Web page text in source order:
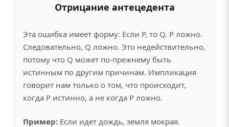
Отрицание антецедента
Эта ошибка имеет форму: Если P, то Q. P ложно.
Следовательно, Q ложно. Это недействительно,
потому что Q может по-прежнему быть
истинным по другим причинам. Импликация
говорит нам только о том, что происходит,
когда P истинно, а не когда P ложно.
Пример: Если идет дождь, земля мокрая.